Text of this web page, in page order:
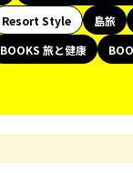
Resort Style 島旅
BOOKS 旅と健康